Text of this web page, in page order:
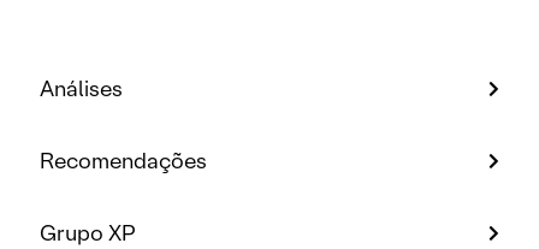
Análises
Recomendações
Grupo XP